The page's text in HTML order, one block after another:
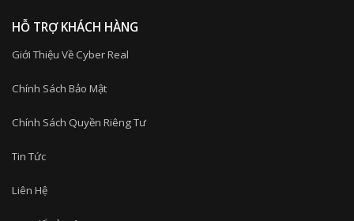
HỖ TRỢ KHÁCH HÀNG
Giới Thiệu Về Cyber Real
Chính Sách Bảo Mật
Chính Sách Quyền Riêng Tư
Tin Tức
Liên Hệ